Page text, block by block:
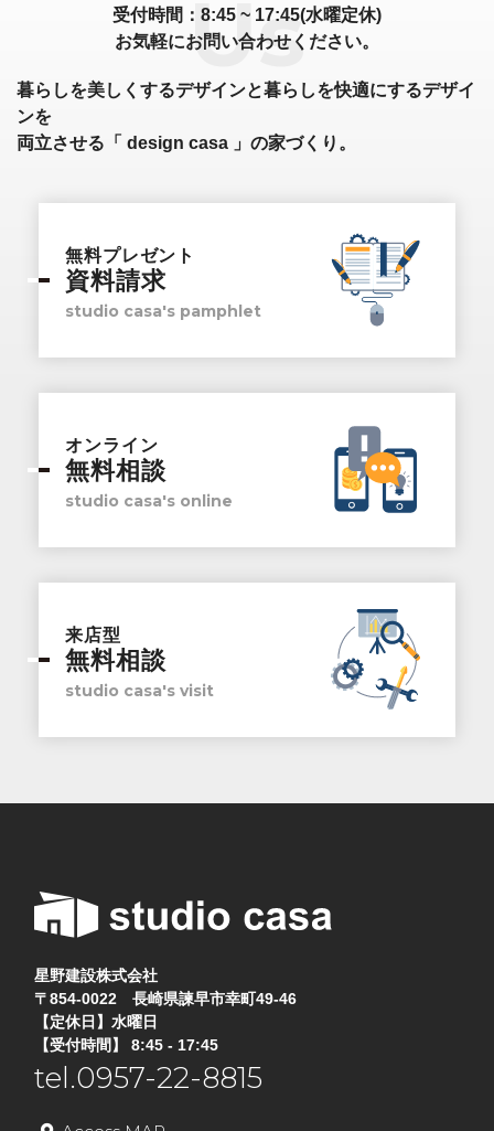
受付時間：8:45 ~ 17:45(水曜定休)
お気軽にお問い合わせください。
暮らしを美しくするデザインと暮らしを快適にするデザイ
ンを
両立させる「 design casa 」の家づくり。
無料プレゼント
資料請求
studio casa's pamphlet
オンライン
無料相談
studio casa's online
来店型
無料相談
studio casa's visit
星野建設株式会社
〒854-0022 長崎県諫早市幸町49-46
【定休日】水曜日
【受付時間】 8:45 - 17:45
tel.0957-22-8815